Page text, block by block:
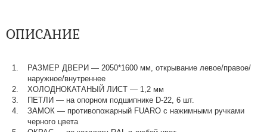
ОПИСАНИЕ
РАЗМЕР ДВЕРИ — 2050*1600 мм, открывание левое/правое/
наружное/внутреннее
ХОЛОДНОКАТАНЫЙ ЛИСТ — 1,2 мм
ПЕТЛИ — на опорном подшипнике D-22, 6 шт.
ЗАМОК — противопожарный FUARO с нажимными ручками
черного цвета